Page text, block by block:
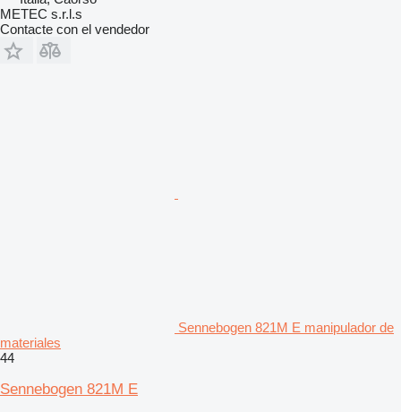
METEC s.r.l.s
Contacte con el vendedor
Sennebogen 821M E manipulador de
materiales
44
Sennebogen 821M E